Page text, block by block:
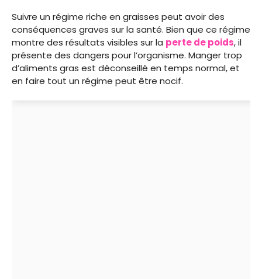
Suivre un régime riche en graisses peut avoir des
conséquences graves sur la santé. Bien que ce régime
montre des résultats visibles sur la perte de poids, il
présente des dangers pour l’organisme. Manger trop
d’aliments gras est déconseillé en temps normal, et
en faire tout un régime peut être nocif.